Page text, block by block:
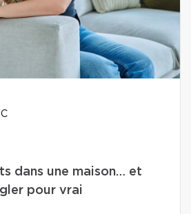
dans une maison… et
pour vrai